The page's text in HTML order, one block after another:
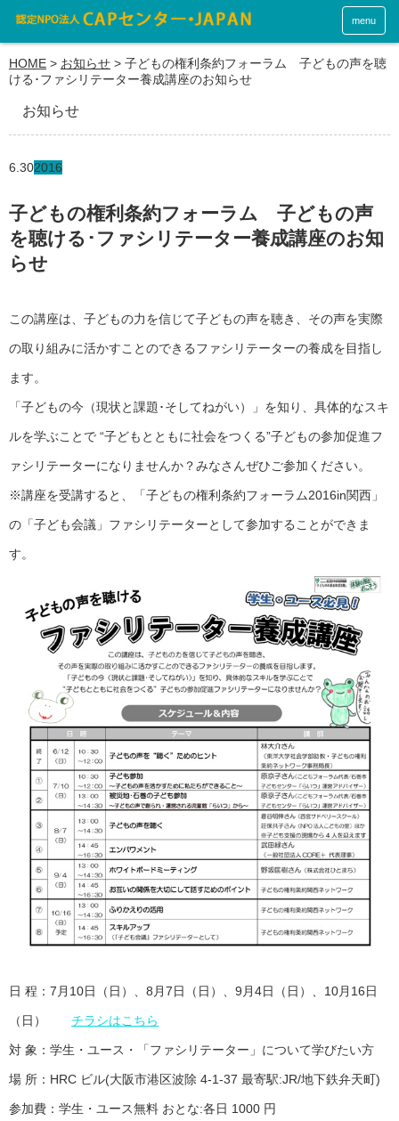
menu
HOME > お知らせ > 子どもの権利条約フォーラム 子どもの声を聴
ける･ファシリテーター養成講座のお知らせ
お知らせ
6.302016
子どもの権利条約フォーラム 子どもの声
を聴ける･ファシリテーター養成講座のお知
らせ
この講座は、子どもの力を信じて子どもの声を聴き、その声を実際
の取り組みに活かすことのできるファシリテーターの養成を目指し
ます。
「子どもの今（現状と課題･そしてねがい）」を知り、具体的なスキ
ルを学ぶことで “子どもとともに社会をつくる”子どもの参加促進フ
ァシリテーターになりませんか？みなさんぜひご参加ください。
※講座を受講すると、「子どもの権利条約フォーラム2016in関西」
の「子ども会議」ファシリテーターとして参加することができま
す。
日 程：7月10日（日）、8月7日（日）、9月4日（日）、10月16日
（日） チラシはこちら
対 象：学生・ユース・「ファシリテーター」について学びたい方
場 所：HRC ビル(大阪市港区波除 4-1-37 最寄駅:JR/地下鉄弁天町)
参加費：学生・ユース無料 おとな:各日 1000 円